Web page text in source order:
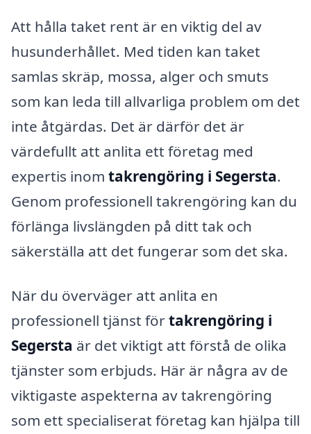
Att hålla taket rent är en viktig del av
husunderhållet. Med tiden kan taket
samlas skräp, mossa, alger och smuts
som kan leda till allvarliga problem om det
inte åtgärdas. Det är därför det är
värdefullt att anlita ett företag med
expertis inom takrengöring i Segersta.
Genom professionell takrengöring kan du
förlänga livslängden på ditt tak och
säkerställa att det fungerar som det ska.
När du överväger att anlita en
professionell tjänst förtakrengöring i
Segersta är det viktigt att förstå de olika
tjänster som erbjuds. Här är några av de
viktigaste aspekterna av takrengöring
som ett specialiserat företag kan hjälpa till